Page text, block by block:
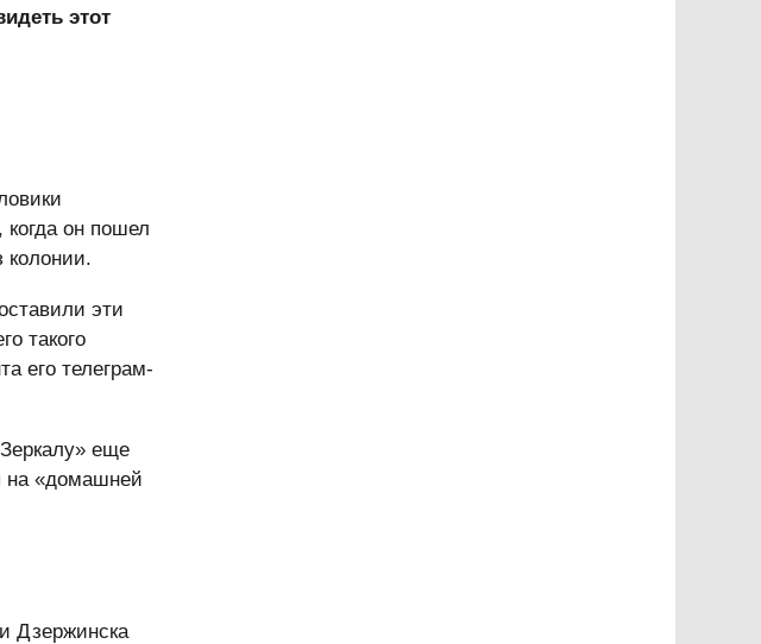
этот
он пошел
колонии.
эти
такого
его телеграм-
еще
на «домашней
Дзержинска